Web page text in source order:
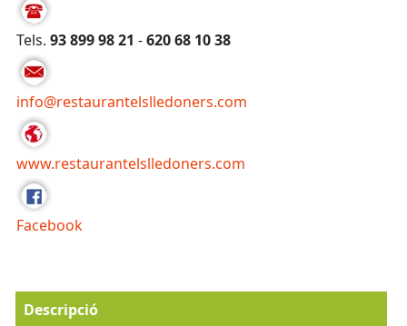
Tels. 93 899 98 21 -620 68 10 38
info@restaurantelslledoners.com
www.restaurantelslledoners.com
Facebook
Descripció